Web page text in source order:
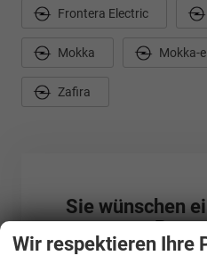
Frontera Electric
Mokka Mokka-e
Zafira
Sie wünschen
Gerne beraten wir Sie
Wir respektieren Ihre